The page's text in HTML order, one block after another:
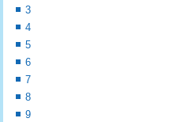
3
4
5
6
7
8
9